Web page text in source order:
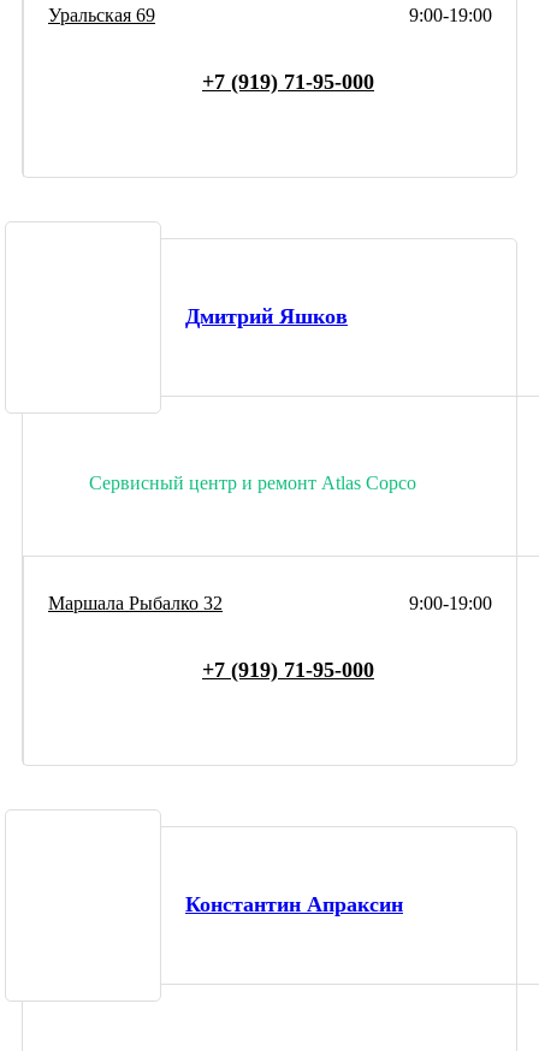
9:00-19:00
Уральская 69
+7 (919) 71-95-000
Дмитрий Яшков
Сервисный центр и ремонт Atlas Copco
9:00-19:00
Маршала Рыбалко 32
+7 (919) 71-95-000
Константин Апраксин